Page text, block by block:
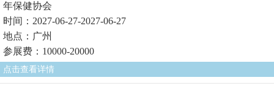
年保健协会
时间：2027-06-27-2027-06-27
地点：广州
参展费：10000-20000
点击查看详情